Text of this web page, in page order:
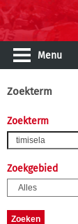
Menu
Zoekterm
Zoekterm
Zoekgebied